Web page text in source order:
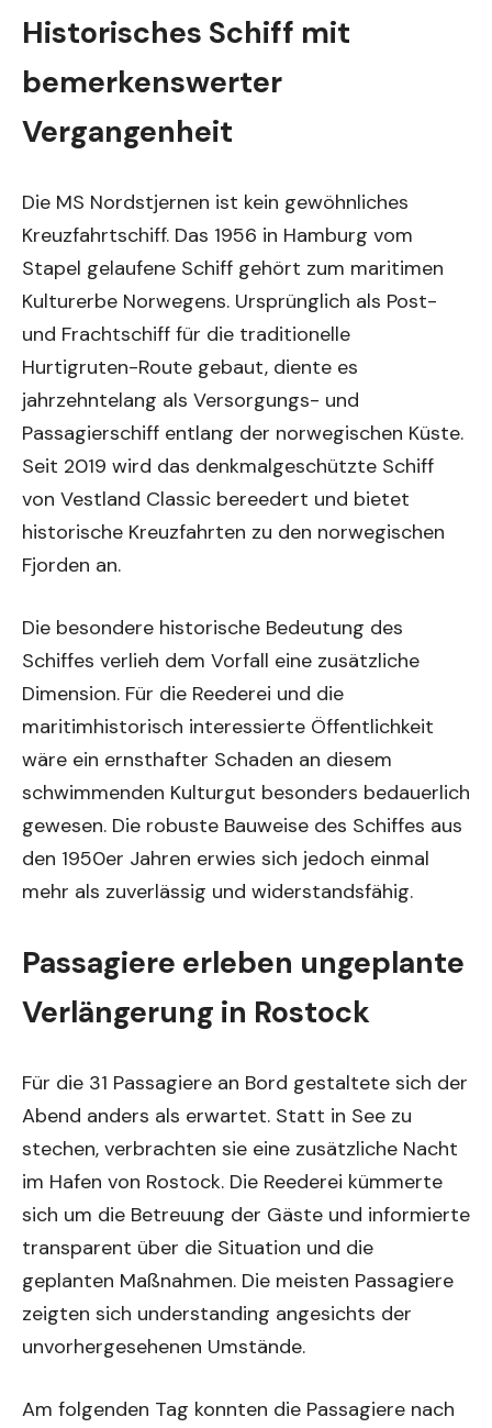
Historisches Schiff mit
bemerkenswerter
Vergangenheit
Die MS Nordstjernen ist kein gewöhnliches
Kreuzfahrtschiff. Das 1956 in Hamburg vom
Stapel gelaufene Schiff gehört zum maritimen
Kulturerbe Norwegens. Ursprünglich als Post-
und Frachtschiff für die traditionelle
Hurtigruten-Route gebaut, diente es
jahrzehntelang als Versorgungs- und
Passagierschiff entlang der norwegischen Küste.
Seit 2019 wird das denkmalgeschützte Schiff
von Vestland Classic bereedert und bietet
historische Kreuzfahrten zu den norwegischen
Fjorden an.
Die besondere historische Bedeutung des
Schiffes verlieh dem Vorfall eine zusätzliche
Dimension. Für die Reederei und die
maritimhistorisch interessierte Öffentlichkeit
wäre ein ernsthafter Schaden an diesem
schwimmenden Kulturgut besonders bedauerlich
gewesen. Die robuste Bauweise des Schiffes aus
den 1950er Jahren erwies sich jedoch einmal
mehr als zuverlässig und widerstandsfähig.
Passagiere erleben ungeplante
Verlängerung in Rostock
Für die 31 Passagiere an Bord gestaltete sich der
Abend anders als erwartet. Statt in See zu
stechen, verbrachten sie eine zusätzliche Nacht
im Hafen von Rostock. Die Reederei kümmerte
sich um die Betreuung der Gäste und informierte
transparent über die Situation und die
geplanten Maßnahmen. Die meisten Passagiere
zeigten sich understanding angesichts der
unvorhergesehenen Umstände.
Am folgenden Tag konnten die Passagiere nach